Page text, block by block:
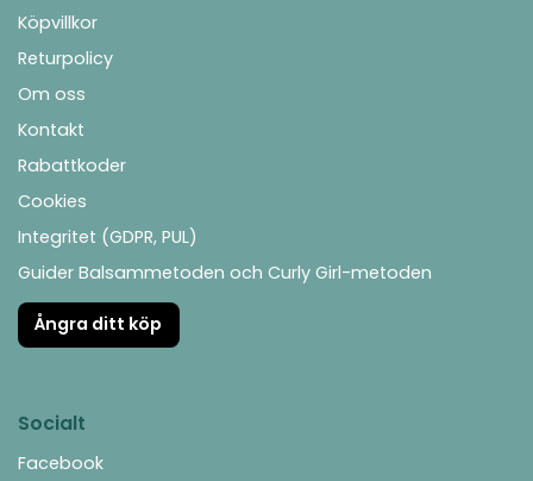
Köpvillkor
Returpolicy
Om oss
Kontakt
Rabattkoder
Cookies
Integritet (GDPR, PUL)
Guider Balsammetoden och Curly Girl-metoden
Ångra ditt köp
Socialt
Facebook